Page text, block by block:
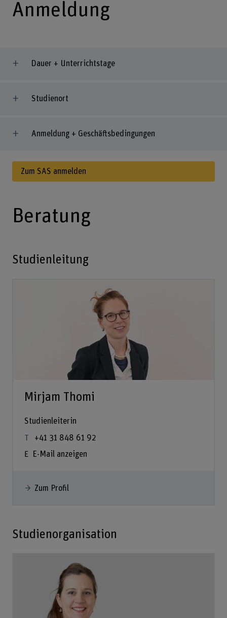
Anmeldung
Dauer + Unterrichtstage
Studienort
Anmeldung + Geschäftsbedingungen
Zum SAS anmelden
Beratung
Studienleitung
Mirjam Thomi
Studienleiterin
+41 31 848 61 92
E-Mail anzeigen
Zum Profil
Studienorganisation